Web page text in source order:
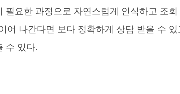
필요한 과정으로 자연스럽게 인식하고 조
어 나간다면 보다 정확하게 상담 받을 수
수 있다.